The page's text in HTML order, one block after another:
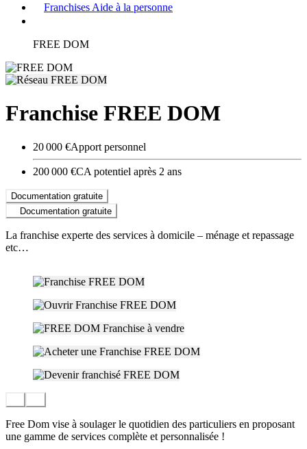
Franchises Aide à la personne
FREE DOM
Franchise FREE DOM
20 000 €Apport personnel
200 000 €CA potentiel après 2 ans
Documentation gratuite
Documentation gratuite
La franchise experte des services à domicile – ménage et repassage
etc…
Free Dom vise à soulager le quotidien des particuliers en proposant
une gamme de services complète et personnalisée !